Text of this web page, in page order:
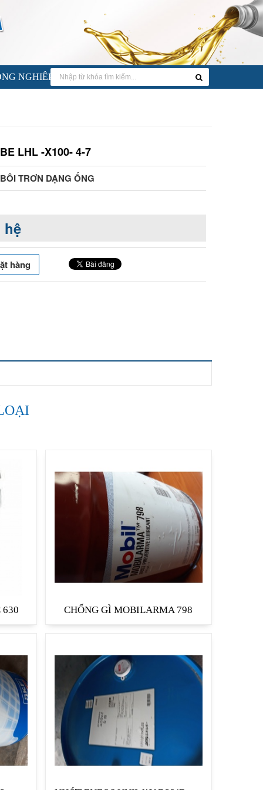
NGHIÊP VÀ DẦU NHỚT GIÁ RẺ
LHL -X100- 4-7
TRƠN DẠNG ỐNG
hệ
hàng
630 CHỐNG GÌ MOBILARMA 798